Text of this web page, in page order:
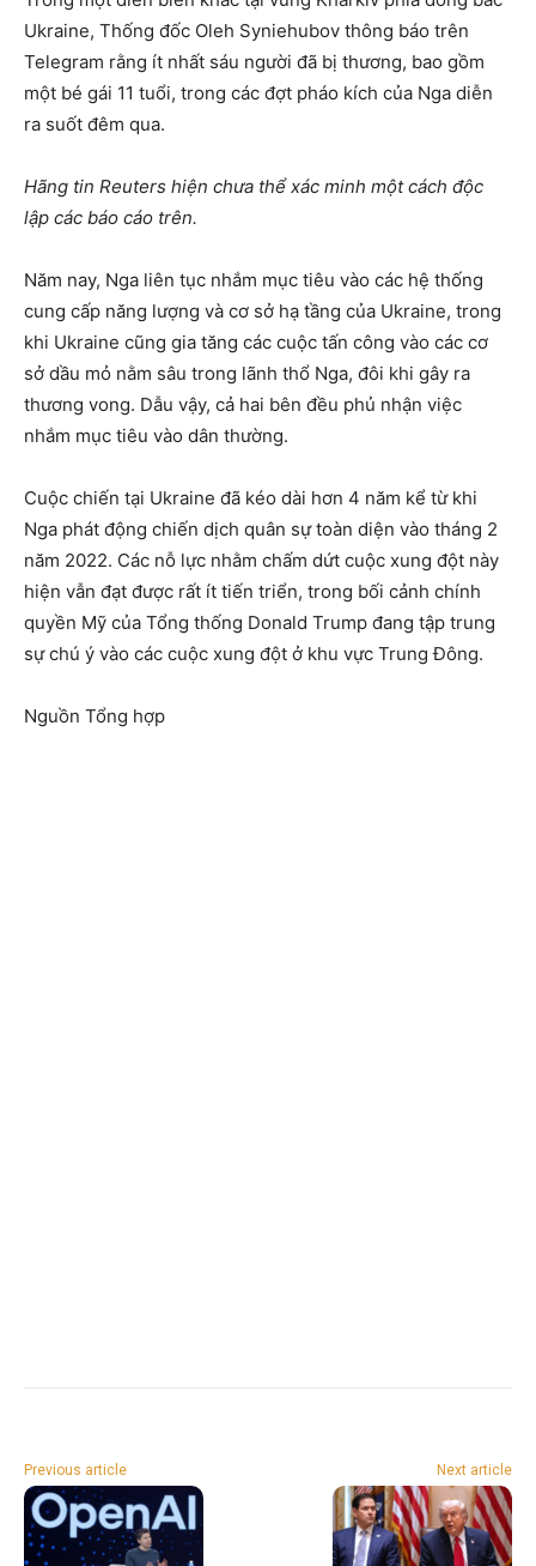
Ukraine, Thống đốc Oleh Syniehubov thông báo trên
Telegram rằng ít nhất sáu người đã bị thương, bao gồm
một bé gái 11 tuổi, trong các đợt pháo kích của Nga diễn
ra suốt đêm qua.
Hãng tin Reuters hiện chưa thể xác minh một cách độc
lập các báo cáo trên.
Năm nay, Nga liên tục nhắm mục tiêu vào các hệ thống
cung cấp năng lượng và cơ sở hạ tầng của Ukraine, trong
khi Ukraine cũng gia tăng các cuộc tấn công vào các cơ
sở dầu mỏ nằm sâu trong lãnh thổ Nga, đôi khi gây ra
thương vong. Dẫu vậy, cả hai bên đều phủ nhận việc
nhắm mục tiêu vào dân thường.
Cuộc chiến tại Ukraine đã kéo dài hơn 4 năm kể từ khi
Nga phát động chiến dịch quân sự toàn diện vào tháng 2
năm 2022. Các nỗ lực nhằm chấm dứt cuộc xung đột này
hiện vẫn đạt được rất ít tiến triển, trong bối cảnh chính
quyền Mỹ của Tổng thống Donald Trump đang tập trung
sự chú ý vào các cuộc xung đột ở khu vực Trung Đông.
Nguồn Tổng hợp
Previous article Next article